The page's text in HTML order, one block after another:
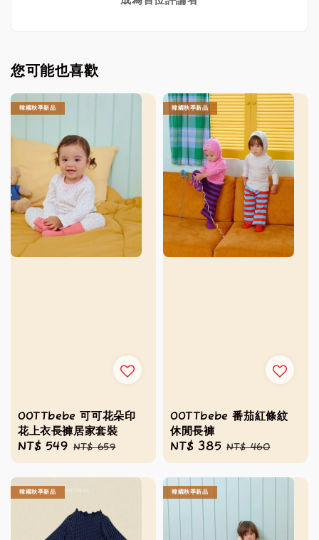
您可能也喜歡
韓國秋季新品
OOTTbebe 可可花朵印
花上衣長褲居家套裝
Sale
price
NT$ 549 Regular
price
NT$ 659
韓國秋季新品
OOTTbebe 番茄紅條紋
休閒長褲
Sale
price
NT$ 385 Regular
price
NT$ 460
韓國秋季新品 韓國秋季新品